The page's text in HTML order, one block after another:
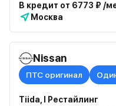
В кредит от 6773 ₽ /
Москва
Nissan
ПТС оригинал
Tiida, I Рестайлинг